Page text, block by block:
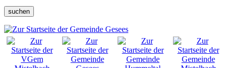
suchen